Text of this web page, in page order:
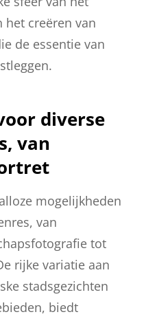
het creëren van
de essentie van
diverse
van
mogelijkheden
van
tot
rijke variatie aan
stadsgezichten
biedt